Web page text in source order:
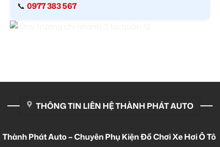
📞 0977 383 567
THÔNG TIN LIÊN HỆ THÀNH PHÁT AUTO
Thành Phát Auto – Chuyên Phụ Kiện Đồ Chơi Xe Hơi Ô Tô